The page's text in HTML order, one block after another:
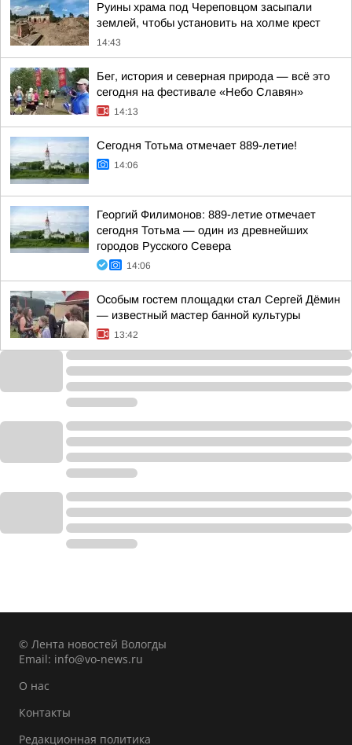
Руины храма под Череповцом засыпали
землей, чтобы установить на холме крест
14:43
Бег, история и северная природа — всё это
сегодня на фестивале «Небо Славян»
14:13
Сегодня Тотьма отмечает 889-летие!
14:06
Георгий Филимонов: 889-летие отмечает
сегодня Тотьма — один из древнейших
городов Русского Севера
14:06
Особым гостем площадки стал Сергей Дёмин
— известный мастер банной культуры
13:42
© Лента новостей Вологды
Email: info@vo-news.ru
О нас
Контакты
Редакционная политика